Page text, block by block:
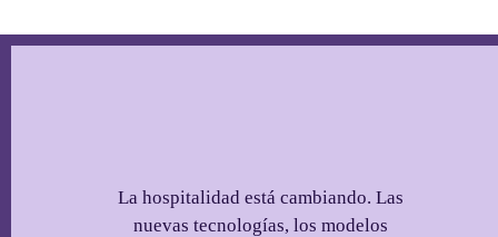
La hospitalidad está cambiando. Las
nuevas tecnologías, los modelos